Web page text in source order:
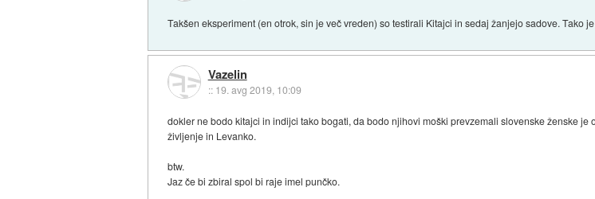
Takšen eksperiment (en otrok, sin je več vreden) so testirali Kitajci in sedaj žanjejo sadove. Tako
Vazelin
:: 19. avg 2019, 10:09
dokler ne bodo kitajci in indijci tako bogati, da bodo njihovi moški prevzemali slovenske ženske
življenje in Levanko.
btw.
Jaz če bi zbiral spol bi raje imel punčko.